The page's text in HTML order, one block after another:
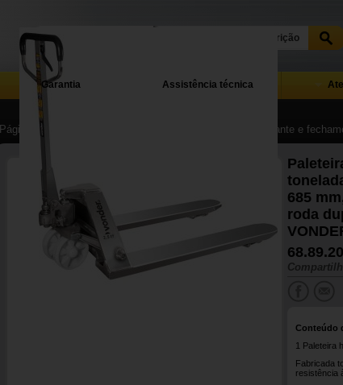
Garantia Assistência técnica
Página Inicial | Movimentação de materiais, tração, levante e
685
roda
Conteúdo
1 Paleteira
Fabricada
resistência